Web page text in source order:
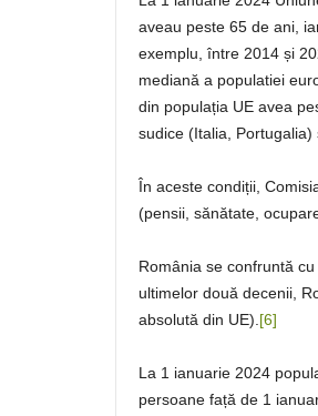
aveau peste 65 de ani,
exemplu, între 2014 și
mediană a populatiei
din populația UE avea
sudice (Italia,
În aceste condiții,
(pensii, sănătate,
România se confruntă
ultimelor două decenii,
absolută din UE). [6]
La 1 ianuarie 2024
persoane față de 1